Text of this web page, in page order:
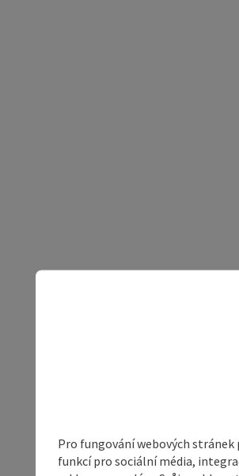
Pro fungování webových
funkcí pro sociální média,